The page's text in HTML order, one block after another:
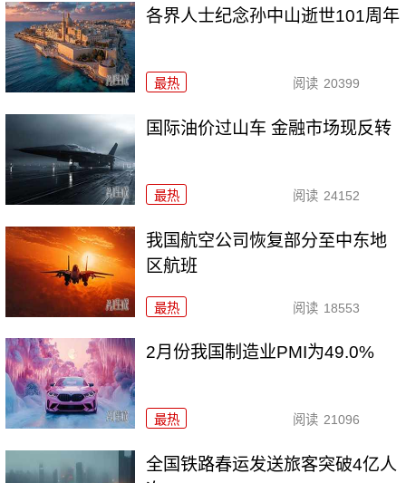
各界人士纪念孙中山逝世101周年
最热 阅读 20399
国际油价过山车 金融市场现反转
最热 阅读 24152
我国航空公司恢复部分至中东地
区航班
最热 阅读 18553
2月份我国制造业PMI为49.0%
最热 阅读 21096
全国铁路春运发送旅客突破4亿人